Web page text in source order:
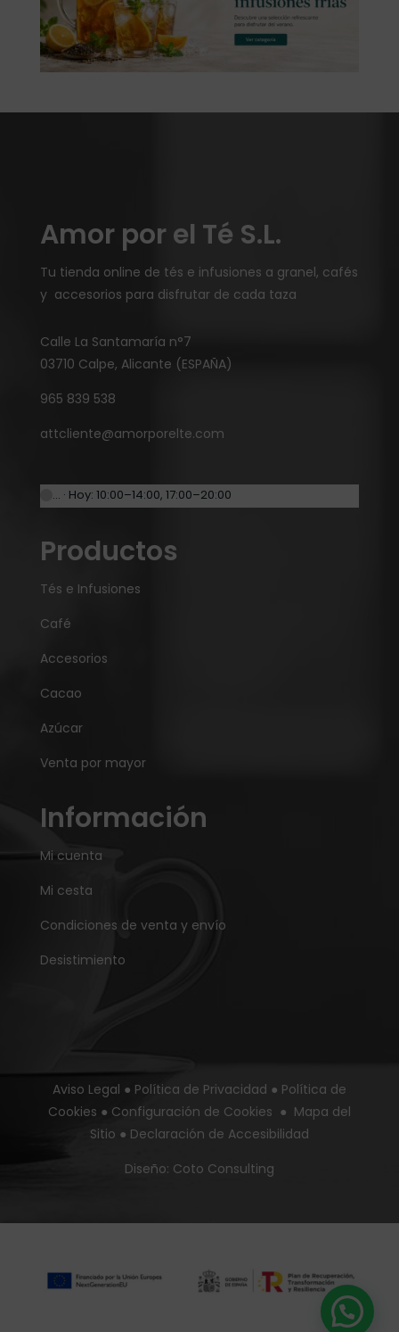
Amor por el Té S.L.
Tu tienda online de tés e infusiones a granel, cafés
y accesorios para disfrutar de cada taza
Calle La Santamaría n°7
03710 Calpe, Alicante (ESPAÑA)
965 839 538
attcliente@amorporelte.com
… · Hoy: 10:00–14:00, 17:00–20:00
Productos
Tés e Infusiones
Café
Accesorios
Cacao
Azúcar
Venta por mayor
Información
Mi cuenta
Mi cesta
Condiciones de venta y envío
Desistimiento
Aviso Legal ● Política de Privacidad ● Política de
Cookies ● Configuración de Cookies ● Mapa del
Sitio ● Declaración de Accesibilidad
Diseño: Coto Consulting